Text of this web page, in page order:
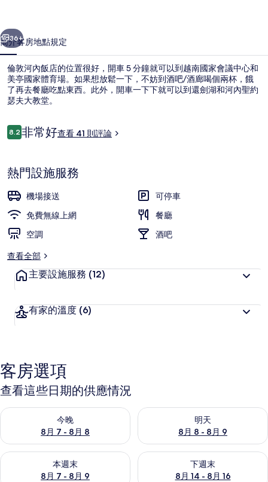
相
片
集
個 下一個
36+
簡介客房地點規定
倫敦河內飯店的位置很好，開車 5 分鐘就可以到越南國家會議中心和
美亭國家體育場。如果想放鬆一下，不妨到酒吧/酒廊喝個兩杯，餓
了再去餐廳吃點東西。此外，開車一下下就可以到還劍湖和河內聖約
瑟夫大教堂。
評
論
8.28.2 分，滿分 10 分，
非常好查看 41 則評論
熱門設施服務
機場接送
可停車
免費無線上網
餐廳
空調
酒吧
查看全部
主要設施服務 (12)
有家的溫度 (6)
客房選項
查看這些日期的供應情況
今晚
8月 7 - 8月 8
查看今晚 (8月 7 - 8月 8) 的供應情況
明天
8月 8 - 8月 9
查看明天 (8月 8 - 8月 9) 的供
本週末
8月 7 - 8月 9
查看本週末 (8月 7 - 8月 9) 的供應情況
下週末
8月 14 - 8月 16
查看下週末 (8月 14 - 8月 16)